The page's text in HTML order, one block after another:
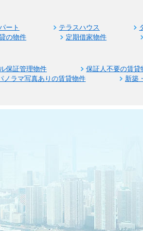
ート テラスハウス
の物件
定期借家物件
保証管理物件 保証人不要の賃貸
ノラマ写真ありの賃貸物件
新築